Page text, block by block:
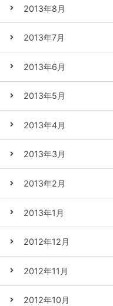
2013年8月
2013年7月
2013年6月
2013年5月
2013年4月
2013年3月
2013年2月
2013年1月
2012年12月
2012年11月
2012年10月